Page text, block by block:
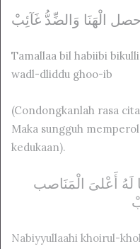
ﺍﻟْﻬَﻨَﺎ ﻭَﺍﻟﻀِّﺪُّ ﻏَﺂﺋِﺐْ
Tamallaa bil habiibi
wadl-dliddu ghoo-ib
(Condongkanlah rasa
Maka sungguh
kedukaan).
ﻟَﻪُ ﺃَﻋْﻠﻰَ ﺍﻟْﻤَﻨَﺎصب
Nabiyyullaahi khoirul-